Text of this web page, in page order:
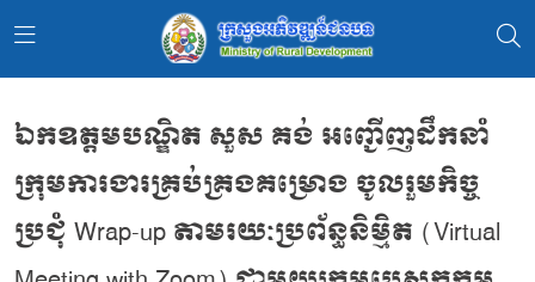
ឯកឧត្តមបណ្ឌិត សួស គង់ អញ្ជើញដឹកនាំ
ក្រុមការងារគ្រប់គ្រងគម្រោង ចូលរួមកិច្ច
ប្រជុំ Wrap-up តាមរយៈប្រព័ន្ធនិម្មិត (Virtual